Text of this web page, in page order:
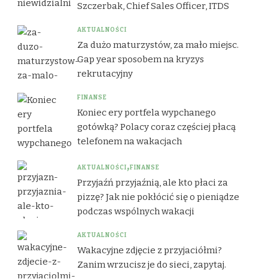
Szczerbak, Chief Sales Officer, ITDS
AKTUALNOŚCI
Za dużo maturzystów, za mało miejsc.
Gap year sposobem na kryzys
rekrutacyjny
FINANSE
Koniec ery portfela wypchanego
gotówką? Polacy coraz częściej płacą
telefonem na wakacjach
AKTUALNOŚCI FINANSE
Przyjaźń przyjaźnią, ale kto płaci za
pizzę? Jak nie pokłócić się o pieniądze
podczas wspólnych wakacji
AKTUALNOŚCI
Wakacyjne zdjęcie z przyjaciółmi?
Zanim wrzucisz je do sieci, zapytaj.